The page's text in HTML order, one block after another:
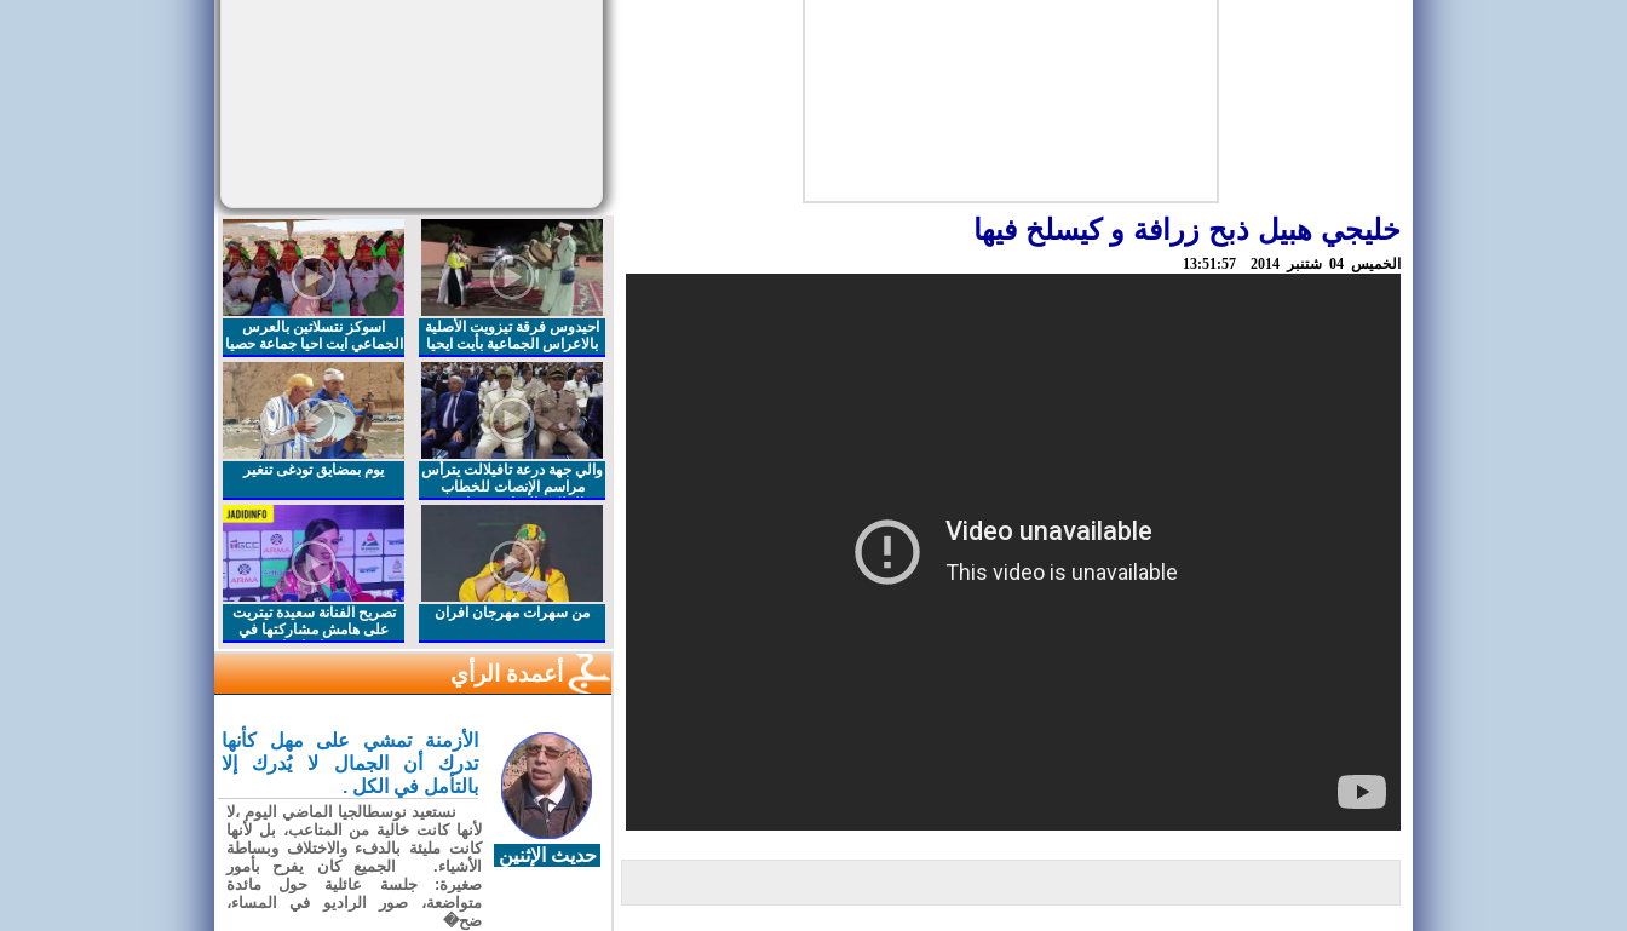
خليجي هبيل ذبح زرافة و كيسلخ فيها
الخميس 04 شتنبر 2014 13:51:57
احيدوس فرقة تيزويت الأصلية
بالاعراس الجماعية بأيت ايحيا
اسوكز نتسلاتين بالعرس
الجماعي ايت احيا جماعة حصيا
والي جهة درعة تافيلالت يترأس
مراسم الإنصات للخطاب
الملكي السامي بمناسبة
يوم بمضايق تودغى تنغير
من سهرات مهرجان افران
تصريح الفنانة سعيدة تيتريت
على هامش مشاركتها في
مهرجان افران
أعمدة الرأي
حديث الإثنين
الأزمنة تمشي على مهل كأنها
تدرك أن الجمال لا يُدرك إلا
بالتأمل في الكل .
نستعيد نوسطالجيا الماضي اليوم ،لا
لأنها كانت خالية من المتاعب، بل لأنها
كانت مليئة بالدفء والاختلاف وبساطة
الأشياء. الجميع كان يفرح بأمور
صغيرة: جلسة عائلية حول مائدة
متواضعة، صور الراديو في المساء،
ضح�